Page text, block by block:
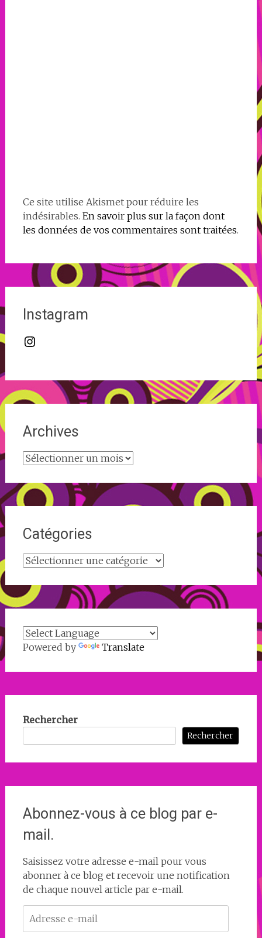
Ce site utilise Akismet pour réduire les
indésirables. En savoir plus sur la façon dont
les données de vos commentaires sont traitées.
Instagram
Instagram
Archives
Archives
Catégories
Catégories
Powered by Translate
Rechercher
Rechercher
Abonnez-vous à ce blog par e-
mail.
Saisissez votre adresse e-mail pour vous
abonner à ce blog et recevoir une notification
de chaque nouvel article par e-mail.
e-